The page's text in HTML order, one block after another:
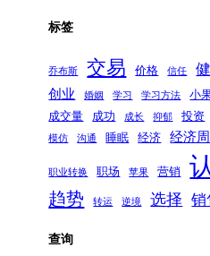
标签
乔布斯 交易 价格 信任
创业 婚姻 学习 学习方法 小
成交量 成功 成长 抑郁 投资
模仿 沟通 睡眠 经济 经济
职业转换 职场 苹果 营销
趋势 转运 逆境 选择 销
查询